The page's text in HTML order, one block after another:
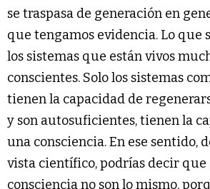
se traspasa de generación en
que tengamos evidencia. Lo que
los sistemas que están vivos
conscientes. Solo los sistemas
tienen la capacidad de
y son autosuficientes, tienen la
una consciencia. En ese sentido,
vista científico, podrías decir que
consciencia no son lo mismo,